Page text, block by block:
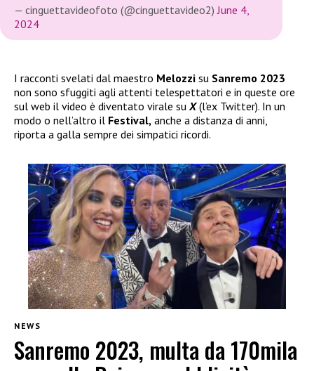
— cinguettavideofoto (@cinguettavideo2) June 4,
2024
I racconti svelati dal maestro Melozzi su Sanremo 2023
non sono sfuggiti agli attenti telespettatori e in queste ore
sul web il video è diventato virale su X(l’ex Twitter). In un
modo o nell’altro il Festival, anche a distanza di anni,
riporta a galla sempre dei simpatici ricordi.
NEWS
Sanremo 2023, multa da 170mila